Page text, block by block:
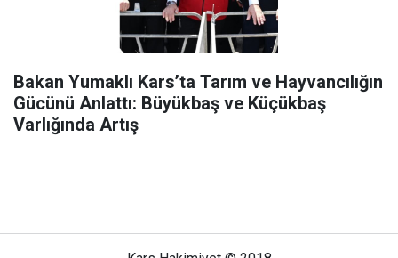
Bakan Yumaklı Kars’ta Tarım ve Hayvancılığın
Gücünü Anlattı: Büyükbaş ve Küçükbaş
Varlığında Artış